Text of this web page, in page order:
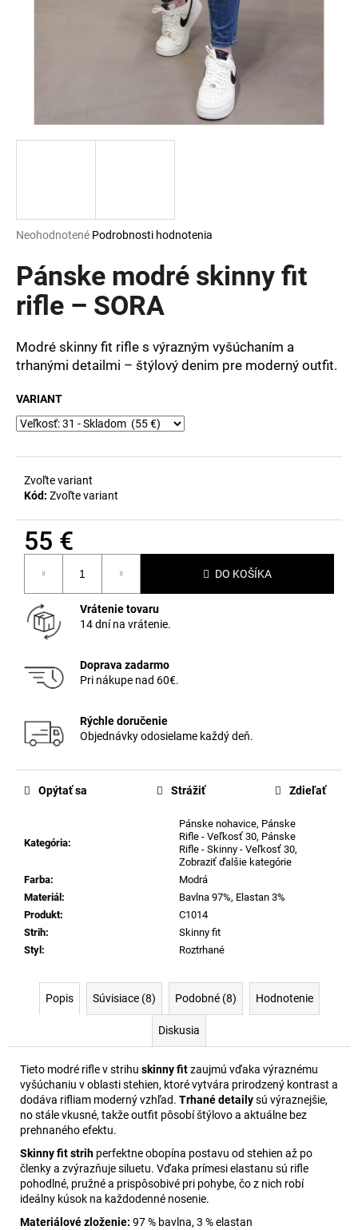
Priemerné
produktu
je
0,0
hviezdičiek.
Neohodnotené Podrobnosti hodnotenia
Pánske modré skinny fit
rifle – SORA
Modré skinny fit rifle s výrazným vyšúchaním a
trhanými detailmi – štýlový denim pre moderný outfit.
VARIANT
Zvoľte variant
Kód: Zvoľte variant
55 €
cena:
DO KOŠÍKA
Vrátenie tovaru
14 dní na vrátenie.
Doprava zadarmo
Pri nákupe nad 60€.
Rýchle doručenie
Objednávky odosielame každý deň.
Kategória:
Pánske nohavice, Pánske
Rifle - Veľkosť 30, Pánske
Rifle - Skinny - Veľkosť 30,
Zobraziť ďalšie kategórie
Farba:
Modrá
Materiál :
Bavlna 97%, Elastan 3%
Produkt:
C1014
Strih:
Skinny fit
Styl : Roztrhané
Opýtať sa Strážiť Zdieľať
Popis Súvisiace (8) Podobné (8) Hodnotenie
Diskusia
Tieto modré rifle v strihu skinny fitzaujmú vďaka výraznému
vyšúchaniu v oblasti stehien, ktoré vytvára prirodzený kontrast a
dodáva rifliam moderný vzhľad. Trhané detailysú výraznejšie,
no stále vkusné, takže outfit pôsobí štýlovo a aktuálne bez
prehnaného efektu.
Skinny fit strih perfektne obopína postavu od stehien až po
členky a zvýrazňuje siluetu. Vďaka prímesi elastanu sú rifle
pohodlné, pružné a prispôsobivé pri pohybe, čo z nich robí
ideálny kúsok na každodenné nosenie.
Materiálové zloženie: 97 % bavlna, 3 % elastan
d
p
o
ú
č
m
e